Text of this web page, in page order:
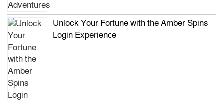
Unlock Your Fortune with the Amber Spins
Login Experience